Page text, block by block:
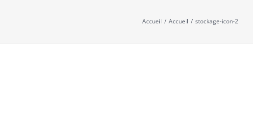
Accueil / Accueil / stockage-icon-2